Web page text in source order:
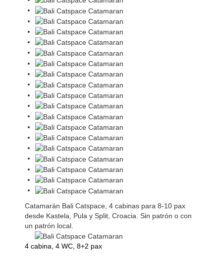
Catamarán Bali Catspace, 4 cabinas para 8-10 pax
desde Kastela, Pula y Split, Croacia. Sin patrón o con
un patrón local.
4 cabina, 4 WC, 8+2 pax